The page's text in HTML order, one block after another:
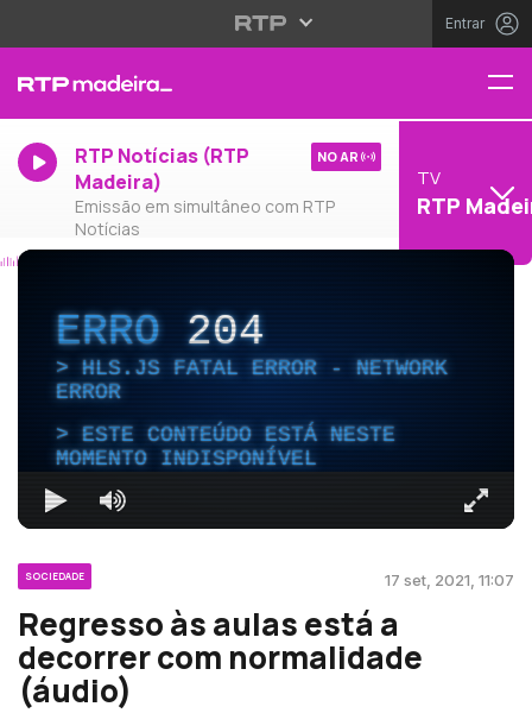
Entrar
RTP Notícias (RTP
Madeira)
Emissão em simultâneo com RTP
Notícias
NO AR
TV
RTP
ERRO204
HLS.JS FATAL ERROR - NETWORK
ERROR
ESTE CONTEÚDO ESTÁ NESTE
MOMENTO INDISPONÍVEL
SOCIEDADE 17 set, 2021, 11:07
Regresso às aulas está a
decorrer com normalidade
(áudio)